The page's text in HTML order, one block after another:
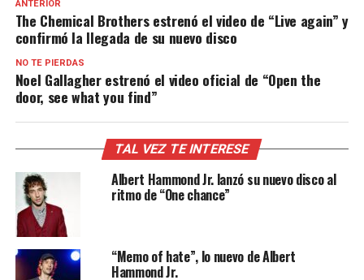
ANTERIOR
The Chemical Brothers estrenó el video de “Live again” y
confirmó la llegada de su nuevo disco
NO TE PIERDAS
Noel Gallagher estrenó el video oficial de “Open the
door, see what you find”
TAL VEZ TE INTERESE
Albert Hammond Jr. lanzó su nuevo disco al
ritmo de “One chance”
“Memo of hate”, lo nuevo de Albert
Hammond Jr.